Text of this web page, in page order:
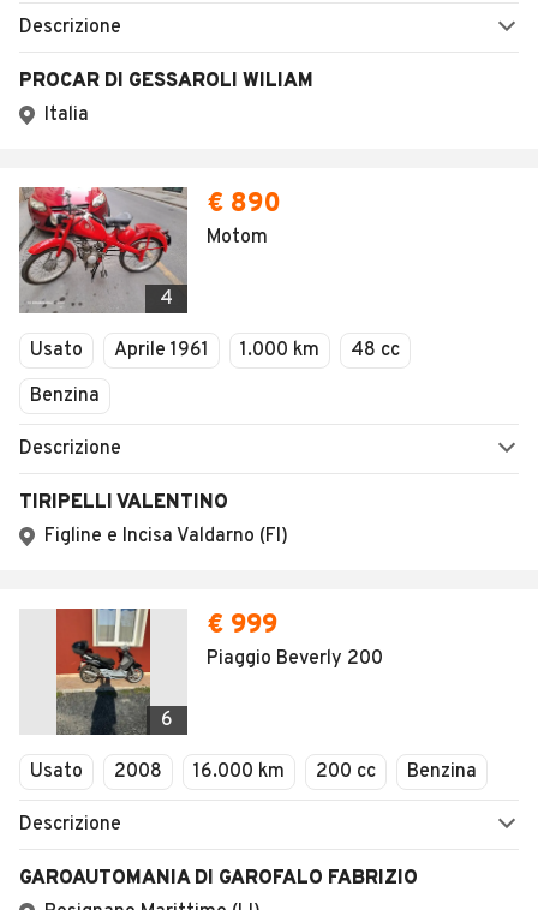
Descrizione
PROCAR DI GESSAROLI WILIAM
Italia
4
€ 890
Motom
Usato Aprile 1961 1.000 km
48 cc
Benzina
Descrizione
TIRIPELLI VALENTINO
Figline e Incisa Valdarno (FI)
6
€ 999
Piaggio Beverly 200
Usato 2008 16.000 km 200 cc Benzina
Descrizione
GAROAUTOMANIA DI GAROFALO FABRIZIO